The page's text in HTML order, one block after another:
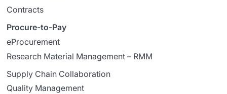
Contracts
Procure-to-Pay
eProcurement
Research Material Management – RMM
Supply Chain Collaboration
Quality Management